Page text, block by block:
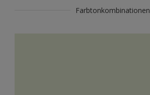
Farbtonkombinationen